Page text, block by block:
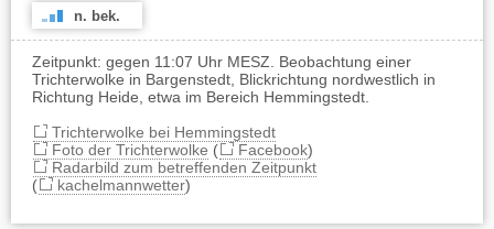
n. bek.
Zeitpunkt: gegen 11:07 Uhr MESZ. Beobachtung einer
Trichterwolke in Bargenstedt, Blickrichtung nordwestlich in
Richtung Heide, etwa im Bereich Hemmingstedt.
Trichterwolke bei Hemmingstedt
Foto der Trichterwolke ( Facebook)
Radarbild zum betreffenden Zeitpunkt
(
kachelmannwetter)